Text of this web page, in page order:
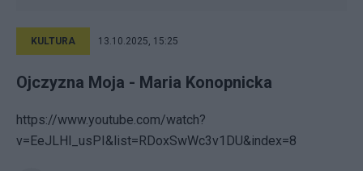
KULTURA 13.10.2025, 15:25
Ojczyzna Moja - Maria Konopnicka
https://www.youtube.com/watch?
v=EeJLHl_usPI&list=RDoxSwWc3v1DU&index=8